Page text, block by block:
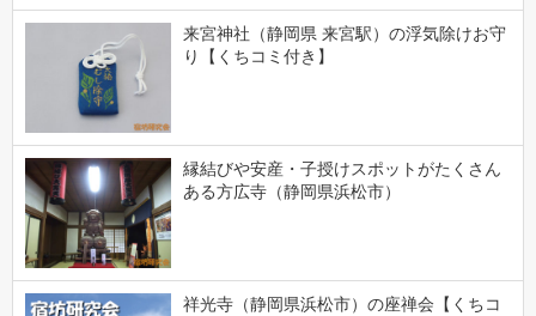
来宮神社（静岡県 来宮駅）の浮気除けお守
り【くちコミ付き】
縁結びや安産・子授けスポットがたくさん
ある方広寺（静岡県浜松市）
祥光寺（静岡県浜松市）の座禅会【くちコ